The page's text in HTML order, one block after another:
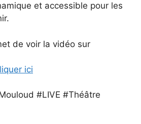
et accessible pour les
de voir la vidéo sur
ici
#LIVE #Théâtre